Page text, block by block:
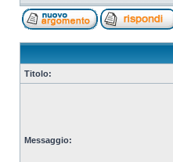
Titolo:
Messaggio: